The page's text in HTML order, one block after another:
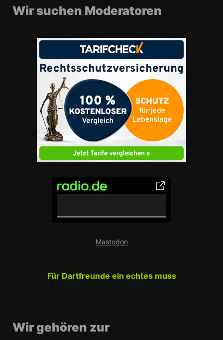
Wir suchen Moderatoren
Mastodon
Für Dartfreunde ein echtes muss
Wir gehören zur